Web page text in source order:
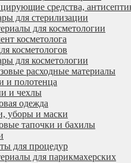
средства,
для стерилизации
для косметологии
косметолога
косметологов
для косметологии
расходные материалы
и полотенца
и чехлы
одежда
уборы и маски
тапочки и бахилы
для процедур
для парикмахерских